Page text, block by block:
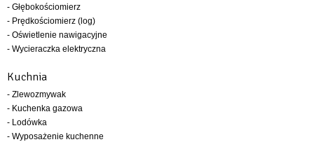
- Głębokościomierz
- Prędkościomierz (log)
- Oświetlenie nawigacyjne
- Wycieraczka elektryczna
Kuchnia
- Zlewozmywak
- Kuchenka gazowa
- Lodówka
- Wyposażenie kuchenne